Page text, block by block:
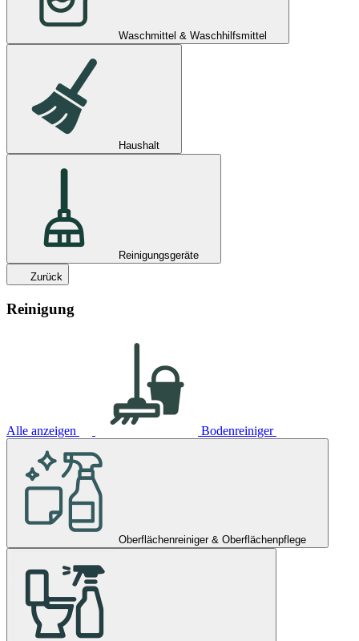
Waschmittel & Waschhilfsmittel
Haushalt
Reinigungsgeräte
Zurück
Reinigung
Alle anzeigen Bodenreiniger
Oberflächenreiniger & Oberflächenpflege